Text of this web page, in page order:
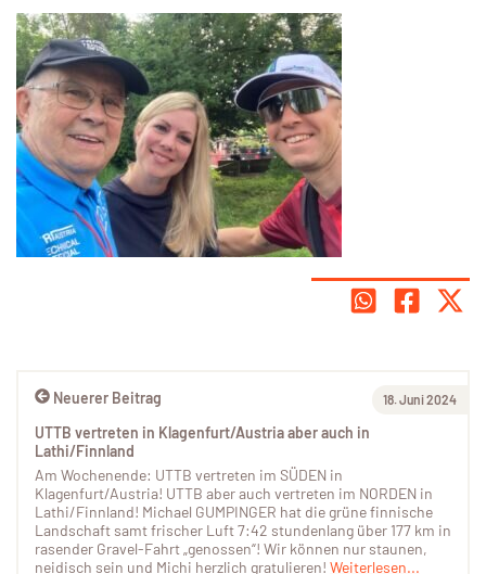
Neuerer Beitrag 18. Juni 2024
UTTB vertreten in Klagenfurt/Austria aber auch in
Lathi/Finnland
Am Wochenende: UTTB vertreten im SÜDEN in
Klagenfurt/Austria! UTTB aber auch vertreten im NORDEN in
Lathi/Finnland! Michael GUMPINGER hat die grüne finnische
Landschaft samt frischer Luft 7:42 stundenlang über 177 km in
rasender Gravel-Fahrt „genossen“! Wir können nur staunen,
neidisch sein und Michi herzlich gratulieren! Weiterlesen...